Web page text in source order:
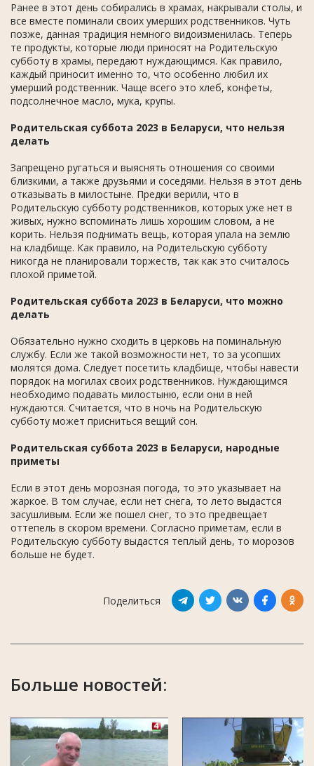
Ранее в этот день собирались в храмах, накрывали столы, и
все вместе поминали своих умерших родственников. Чуть
позже, данная традиция немного видоизменилась. Теперь
те продукты, которые люди приносят на Родительскую
субботу в храмы, передают нуждающимся. Как правило,
каждый приносит именно то, что особенно любил их
умерший родственник. Чаще всего это хлеб, конфеты,
подсолнечное масло, мука, крупы.
Родительская суббота 2023 в Беларуси, что нельзя
делать
Запрещено ругаться и выяснять отношения со своими
близкими, а также друзьями и соседями. Нельзя в этот день
отказывать в милостыне. Предки верили, что в
Родительскую субботу родственников, которых уже нет в
живых, нужно вспоминать лишь хорошим словом, а не
корить. Нельзя поднимать вещь, которая упала на землю
на кладбище. Как правило, на Родительскую субботу
никогда не планировали торжеств, так как это считалось
плохой приметой.
Родительская суббота 2023 в Беларуси, что можно
делать
Обязательно нужно сходить в церковь на поминальную
службу. Если же такой возможности нет, то за усопших
молятся дома. Следует посетить кладбище, чтобы навести
порядок на могилах своих родственников. Нуждающимся
необходимо подавать милостыню, если они в ней
нуждаются. Считается, что в ночь на Родительскую
субботу может присниться вещий сон.
Родительская суббота 2023 в Беларуси, народные
приметы
Если в этот день морозная погода, то это указывает на
жаркое. В том случае, если нет снега, то лето выдастся
засушливым. Если же пошел снег, то это предвещает
оттепель в скором времени. Согласно приметам, если в
Родительскую субботу выдастся теплый день, то морозов
больше не будет.
Поделиться
Больше новостей: